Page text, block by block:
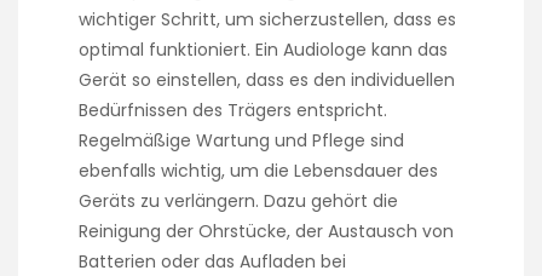
wichtiger Schritt, um sicherzustellen, dass es
optimal funktioniert. Ein Audiologe kann das
Gerät so einstellen, dass es den individuellen
Bedürfnissen des Trägers entspricht.
Regelmäßige Wartung und Pflege sind
ebenfalls wichtig, um die Lebensdauer des
Geräts zu verlängern. Dazu gehört die
Reinigung der Ohrstücke, der Austausch von
Batterien oder das Aufladen bei